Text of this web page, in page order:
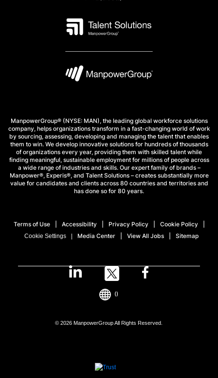
ManpowerGroup® (NYSE: MAN), the leading global workforce solutions
company, helps organizations transform in a fast-changing world of work
by sourcing, assessing, developing and managing the talent that enables
them to win. We develop innovative solutions for hundreds of thousands
of organizations every year, providing them with skilled talent while
finding meaningful, sustainable employment for millions of people across
a wide range of industries and skills. Our expert family of brands –
Manpower®, Experis®, and Talent Solutions – creates substantially more
value for candidates and clients across 80 countries and territories and
has done so for 80 years.
Terms of Use Accessibility Privacy Policy Cookie Policy
Cookie Settings Media Center View All Jobs Sitemap
© 2026 ManpowerGroup All Rights Reserved.
()